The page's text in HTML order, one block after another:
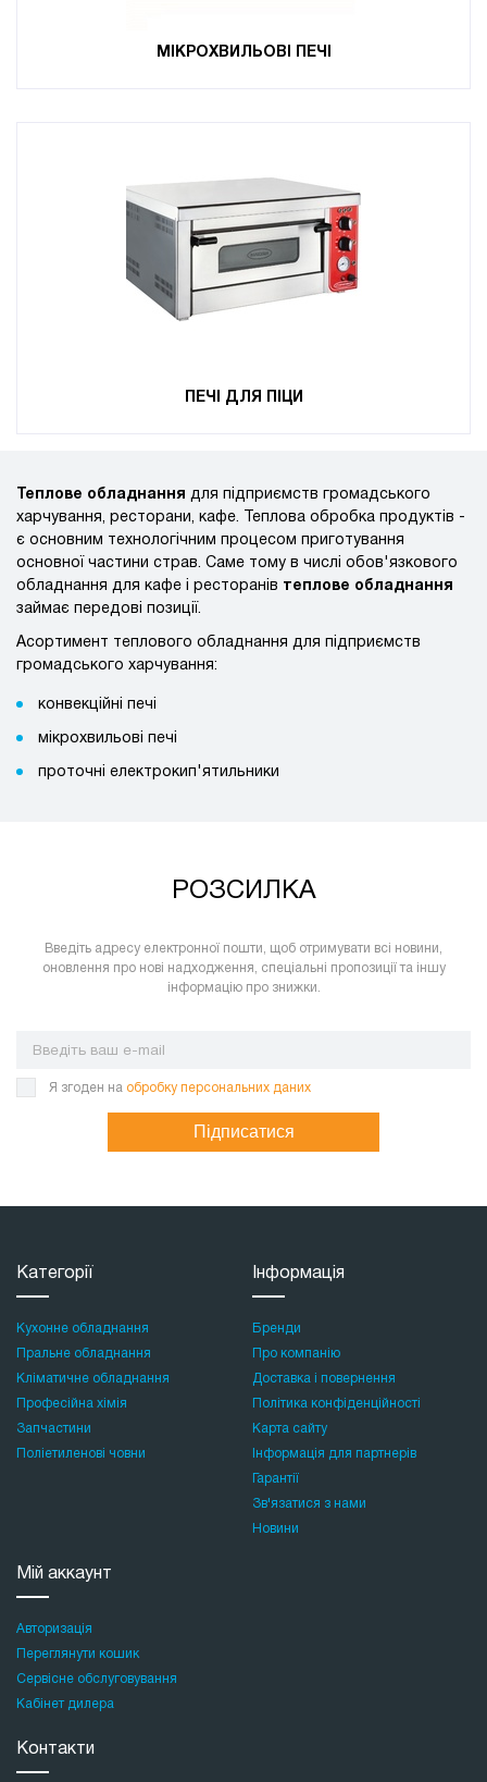
МІКРОХВИЛЬОВІ ПЕЧІ
ПЕЧІ ДЛЯ ПІЦИ
Теплове обладнання для підприємств громадського
харчування, ресторани, кафе. Теплова обробка продуктів -
є основним технологічним процесом приготування
основної частини страв. Саме тому в числі обов'язкового
обладнання для кафе і ресторанів теплове обладнання
займає передові позиції.
Асортимент теплового обладнання для підприємств
громадського харчування:
конвекційні печі
мікрохвильові печі
проточні електрокип'ятильники
РОЗСИЛКА
Введіть адресу електронної пошти, щоб отримувати всі новини,
оновлення про нові надходження, спеціальні пропозиції та іншу
інформацію про знижки.
Я згоден на обробку персональних даних
Підписатися
Категорії
Кухонне обладнання
Пральне обладнання
Кліматичне обладнання
Професійна хімія
Запчастини
Поліетиленові човни
Інформація
Бренди
Про компанію
Доставка і повернення
Політика конфіденційності
Карта сайту
Інформація для партнерів
Гарантії
Зв'язатися з нами
Новини
Мій аккаунт
Авторизація
Переглянути кошик
Сервісне обслуговування
Кабінет дилера
Контакти